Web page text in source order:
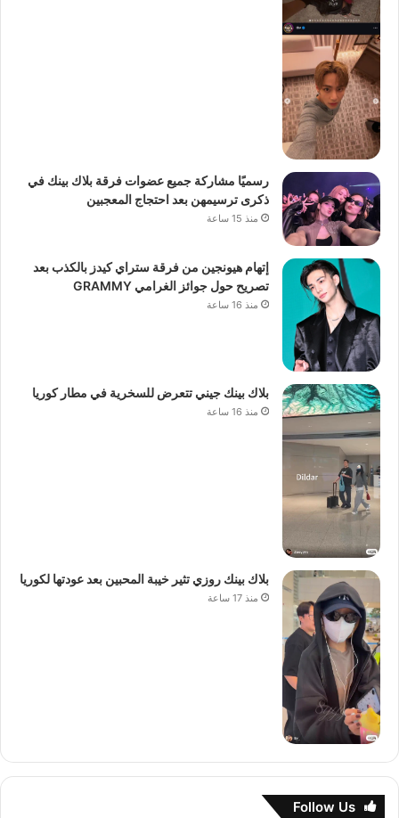
رسميًا مشاركة جميع عضوات فرقة بلاك بينك في
ذكرى ترسيمهن بعد احتجاج المعجبين
منذ 15 ساعة
إتهام هيونجين من فرقة ستراي كيدز بالكذب بعد
تصريح حول جوائز الغرامي GRAMMY
منذ 16 ساعة
بلاك بينك جيني تتعرض للسخرية في مطار كوريا
منذ 16 ساعة
بلاك بينك روزي تثير خيبة المحبين بعد عودتها لكوريا
منذ 17 ساعة
Follow Us